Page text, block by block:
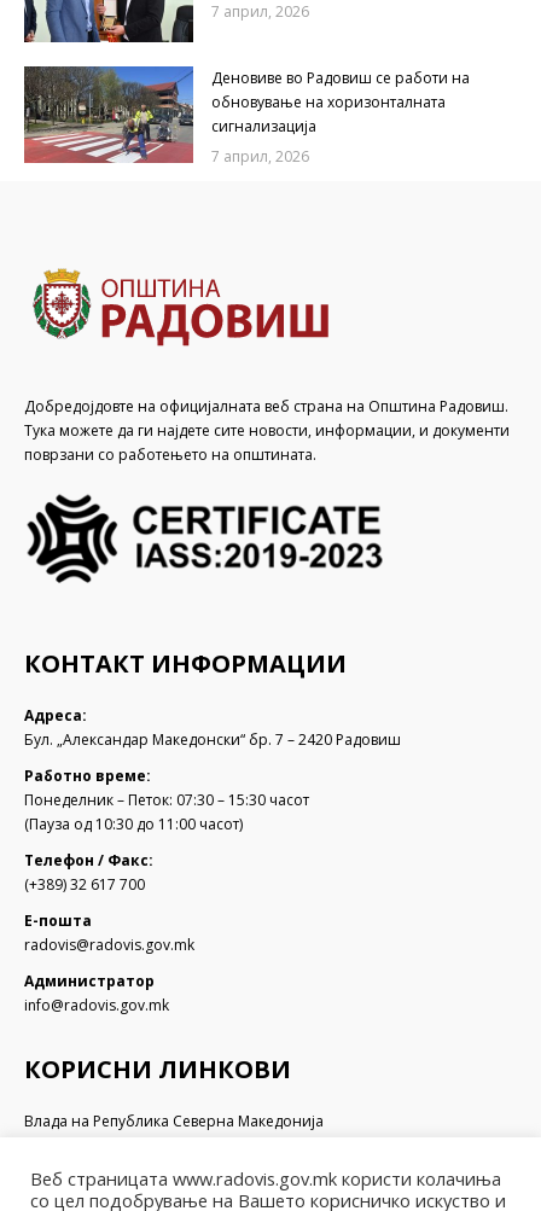
7 април, 2026
Деновиве во Радовиш се работи на
обновување на хоризонталната
сигнализација
7 април, 2026
Добредојдовте на официјалната веб страна на Општина Радовиш.
Тука можете да ги најдете сите новости, информации, и документи
поврзани со работењето на општината.
КОНТАКТ ИНФОРМАЦИИ
Адреса:
Бул. „Александар Македонски“ бр. 7 – 2420 Радовиш
Работно време:
Понеделник – Петок: 07:30 – 15:30 часот
(Пауза од 10:30 до 11:00 часот)
Телефон / Факс:
(+389) 32 617 700
Е-пошта
radovis@radovis.gov.mk
Администратор
info@radovis.gov.mk
КОРИСНИ ЛИНКОВИ
Влада на Република Северна Македонија
Министерство за финансии
Министерство за транспорт и врски
Веб страницата www.radovis.gov.mk користи колачиња
со цел подобрување на Вашето корисничко искуство и